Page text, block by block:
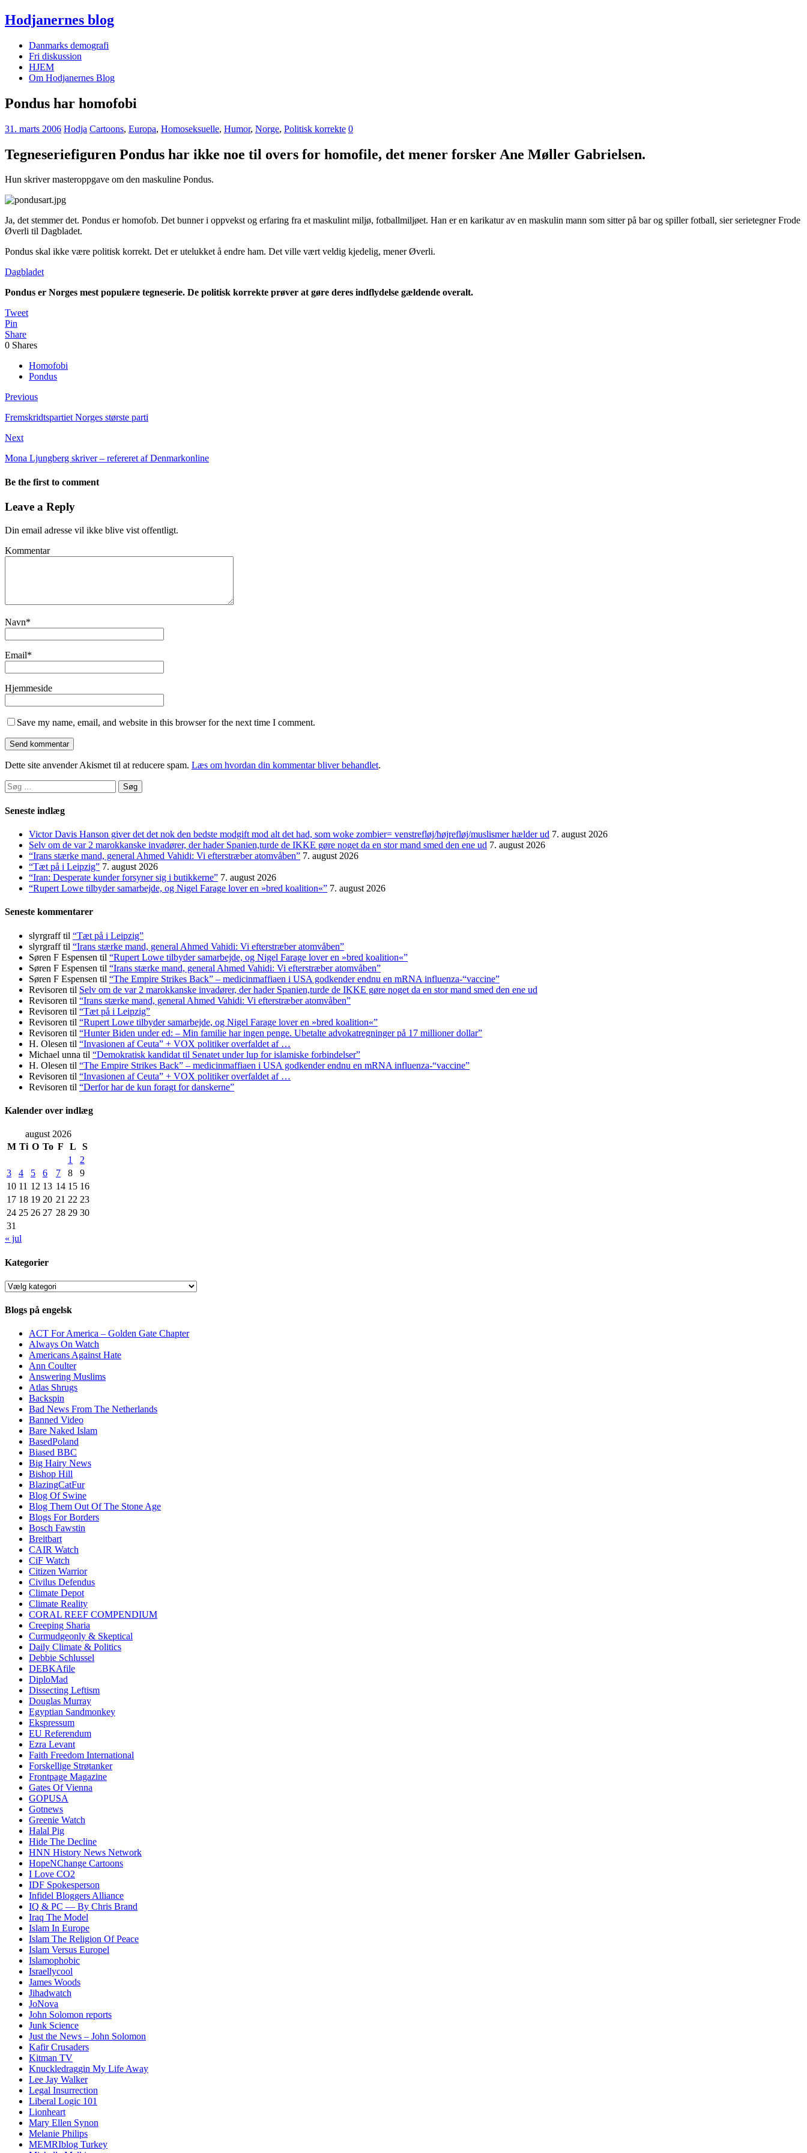
Hodjanernes blog
Danmarks demografi
Fri diskussion
HJEM
Om Hodjanernes Blog
Pondus har homofobi
31. marts 2006 Hodja Cartoons, Europa, Homoseksuelle, Humor, Norge, Politisk korrekte 0
Tegneseriefiguren Pondus har ikke noe til overs for homofile, det mener forsker Ane Møller Gabrielsen.
Hun skriver masteroppgave om den maskuline Pondus.
Ja, det stemmer det. Pondus er homofob. Det bunner i oppvekst og erfaring fra et maskulint miljø, fotballmiljøet. Han er en karikatur av en maskulin mann som sitter på bar og spiller fotball, sier serietegner Frode
Øverli til Dagbladet.
Pondus skal ikke være politisk korrekt. Det er utelukket å endre ham. Det ville vært veldig kjedelig, mener Øverli.
Dagbladet
Pondus er Norges mest populære tegneserie. De politisk korrekte prøver at gøre deres indflydelse gældende overalt.
Tweet
Pin
Share
0 Shares
Homofobi
Pondus
Previous
Fremskridtspartiet Norges største parti
Next
Mona Ljungberg skriver – refereret af Denmarkonline
Be the first to comment
Leave a Reply
Din email adresse vil ikke blive vist offentligt.
Kommentar
Navn*
Email*
Hjemmeside
Save my name, email, and website in this browser for the next time I comment.
Dette site anvender Akismet til at reducere spam. Læs om hvordan din kommentar bliver behandlet.
Søg
efter:
Seneste indlæg
Victor Davis Hanson giver det det nok den bedste modgift mod alt det had, som woke zombier= venstrefløj/højrefløj/muslismer hælder ud 7. august 2026
Selv om de var 2 marokkanske invadører, der hader Spanien,turde de IKKE gøre noget da en stor mand smed den ene ud 7. august 2026
“Irans stærke mand, general Ahmed Vahidi: Vi efterstræber atomvåben” 7. august 2026
“Tæt på i Leipzig” 7. august 2026
“Iran: Desperate kunder forsyner sig i butikkerne” 7. august 2026
“Rupert Lowe tilbyder samarbejde, og Nigel Farage lover en »bred koalition«” 7. august 2026
Seneste kommentarer
slyrgrafftil “Tæt på i Leipzig”
slyrgrafftil “Irans stærke mand, general Ahmed Vahidi: Vi efterstræber atomvåben”
Søren F Espensen til “Rupert Lowe tilbyder samarbejde, og Nigel Farage lover en »bred koalition«”
Søren F Espensen til “Irans stærke mand, general Ahmed Vahidi: Vi efterstræber atomvåben”
Søren F Espensen til “The Empire Strikes Back” – medicinmaffiaen i USA godkender endnu en mRNA influenza-“vaccine”
Revisoren til Selv om de var 2 marokkanske invadører, der hader Spanien,turde de IKKE gøre noget da en stor mand smed den ene ud
Revisoren til “Irans stærke mand, general Ahmed Vahidi: Vi efterstræber atomvåben”
Revisoren til “Tæt på i Leipzig”
Revisoren til “Rupert Lowe tilbyder samarbejde, og Nigel Farage lover en »bred koalition«”
Revisoren til “Hunter Biden under ed: – Min familie har ingen penge. Ubetalte advokat­regninger på 17 millioner dollar”
H. Olesen til “Invasionen af Ceuta” + VOX politiker overfaldet af …
Michael unna til “Demokratisk kandidat til Senatet under lup for islamiske forbindelser”
H. Olesen til “The Empire Strikes Back” – medicinmaffiaen i USA godkender endnu en mRNA influenza-“vaccine”
Revisoren til “Invasionen af Ceuta” + VOX politiker overfaldet af …
Revisoren til “Derfor har de kun foragt for danskerne”
Kalender over indlæg
august 2026
M Ti O To F L
S
1
2
3
4 5 6 7 8
9
10 11 12 13 14 15 16
17 18 19 20 21 22 23
24 25 26 27 28 29 30
31
« jul
Kategorier
Kategorier
Blogs på engelsk
ACT For America – Golden Gate Chapter
Always On Watch
Americans Against Hate
Ann Coulter
Answering Muslims
Atlas Shrugs
Backspin
Bad News From The Netherlands
Banned Video
Bare Naked Islam
BasedPoland
Biased BBC
Big Hairy News
Bishop Hill
BlazingCatFur
Blog Of Swine
Blog Them Out Of The Stone Age
Blogs For Borders
Bosch Fawstin
Breitbart
CAIR Watch
CiF Watch
Citizen Warrior
Civilus Defendus
Climate Depot
Climate Reality
CORAL REEF COMPENDIUM
Creeping Sharia
Curmudgeonly & Skeptical
Daily Climate & Politics
Debbie Schlussel
DEBKAfile
DiploMad
Dissecting Leftism
Douglas Murray
Egyptian Sandmonkey
Ekspressum
EU Referendum
Ezra Levant
Faith Freedom International
Forskellige Strøtanker
Frontpage Magazine
Gates Of Vienna
GOPUSA
Gotnews
Greenie Watch
Halal Pig
Hide The Decline
HNN History News Network
HopeNChange Cartoons
I Love CO2
IDF Spokesperson
Infidel Bloggers Alliance
IQ & PC — By Chris Brand
Iraq The Model
Islam In Europe
Islam The Religion Of Peace
Islam Versus Europel
Islamophobic
Israellycool
James Woods
Jihadwatch
JoNova
John Solomon reports
Junk Science
Just the News – John Solomon
Kafir Crusaders
Kitman TV
Knuckledraggin My Life Away
Lee Jay Walker
Legal Insurrection
Liberal Logic 101
Lionheart
Mary Ellen Synon
Melanie Philips
MEMRIblog Turkey